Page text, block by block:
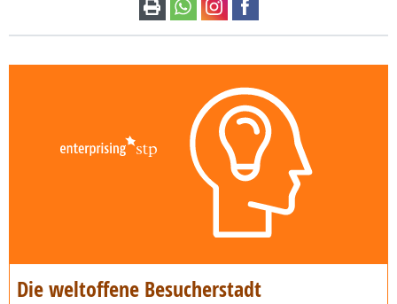
Die weltoffene Besucherstadt